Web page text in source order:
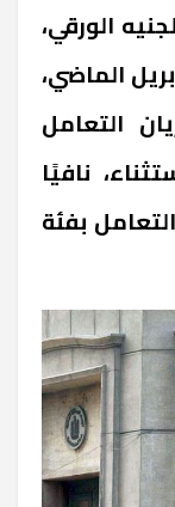
الورقي،
آخر تأكيدات البنك في 4 أبريل الماضي،
التعامل
نافيًا
بفئة